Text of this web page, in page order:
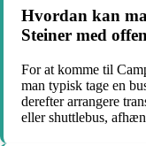
Hvordan kan
Steiner med
For at komme til
man typisk tage en
derefter arrangere
eller shuttlebus,